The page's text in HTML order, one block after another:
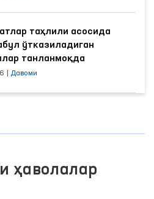
таҳлили асосида
ўтказиладиган
танланмоқда
Давоми
ҳаволалар